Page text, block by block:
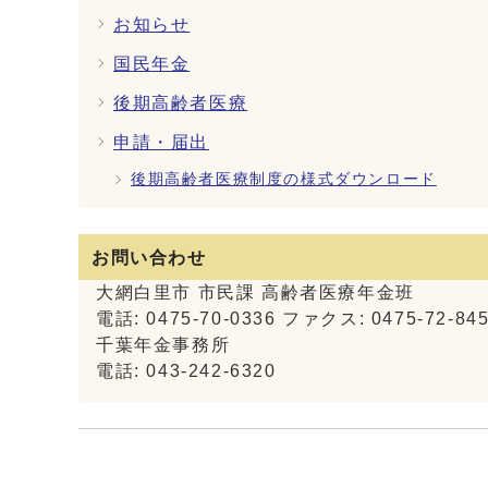
お知らせ
国民年金
後期高齢者医療
申請・届出
後期高齢者医療制度の様式ダウンロード
お問い合わせ
大網白里市 市民課 高齢者医療年金班
電話: 0475-70-0336 ファクス: 0475-72-
千葉年金事務所
電話: 043-242-6320